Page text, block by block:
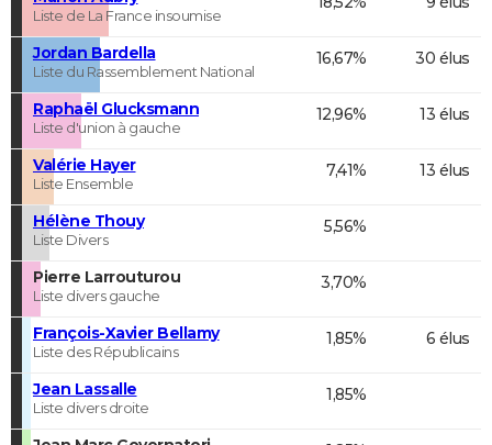
Liste de La France insoumise
Jordan Bardella
Liste du Rassemblement National
16,67% 30 élus
Raphaël Glucksmann
Liste d'union à gauche
12,96% 13 élus
Valérie Hayer
Liste Ensemble
7,41% 13 élus
Hélène Thouy
Liste Divers
5,56%
Pierre Larrouturou
Liste divers gauche
3,70%
François-Xavier Bellamy
Liste des Républicains
1,85% 6 élus
Jean Lassalle
Liste divers droite
1,85%